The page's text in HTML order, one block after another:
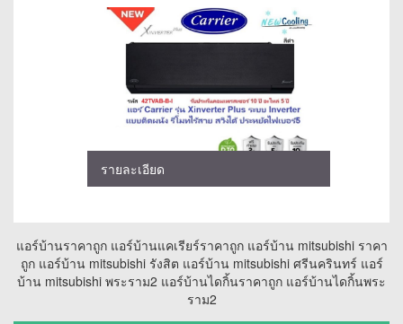
รายละเอียด
แอร์บ้านราคาถูก แอร์บ้านแคเรียร์ราคาถูก แอร์บ้าน mitsubishi ราคา
ถูก แอร์บ้าน mitsubishi รังสิต แอร์บ้าน mitsubishi ศรีนครินทร์ แอร์
บ้าน mitsubishi พระราม2 แอร์บ้านไดกิ้นราคาถูก แอร์บ้านไดกิ้นพระ
ราม2